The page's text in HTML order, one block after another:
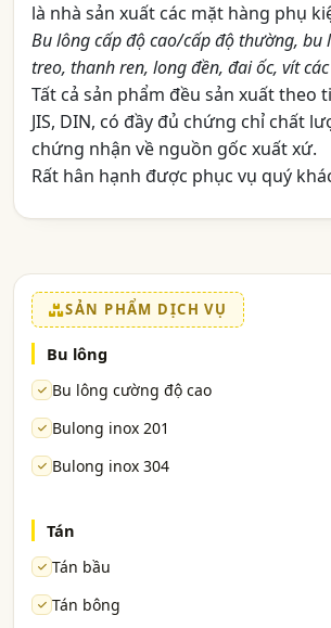
là nhà sản xuất các mặt hàng phụ
Bu lông cấp độ cao/cấp độ thường, bu
treo, thanh ren, long đền, đai ốc, vít
Tất cả sản phẩm đều sản xuất theo
JIS, DIN, có đầy đủ chứng chỉ chất
chứng nhận về nguồn gốc xuất xứ.
Rất hân hạnh được phục vụ quý
SẢN PHẨM DỊCH VỤ
Bu lông
Bu lông cường độ cao
Bulong inox 201
Bulong inox 304
Tán
Tán bầu
Tán bông